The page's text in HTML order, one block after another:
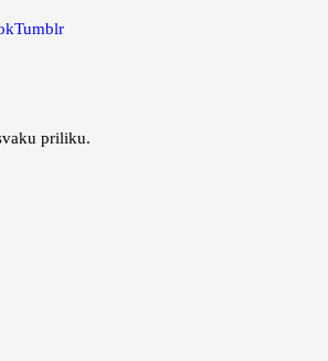
Tumblr
priliku.